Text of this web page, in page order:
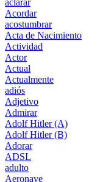
Acordar
acostumbrar
Acta de Nacimiento
Actividad
Actor
Actual
Actualmente
adiós
Adjetivo
Admirar
Adolf Hitler (A)
Adolf Hitler (B)
Adorar
ADSL
adulto
Aeronave